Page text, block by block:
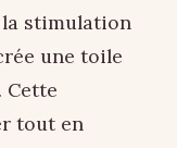
stimulation
une toile
Cette
tout en